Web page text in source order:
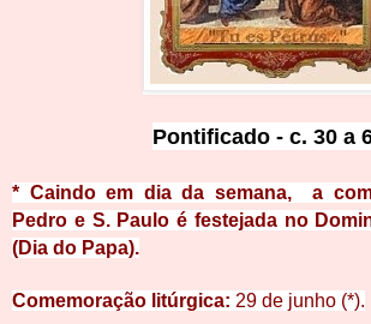
Pontificado - c. 30 a
* Caindo em dia da semana, a
Pedro e S. Paulo é festejada no
(Dia do Papa).
Comemoração litúrgica: 29 de junho (*).